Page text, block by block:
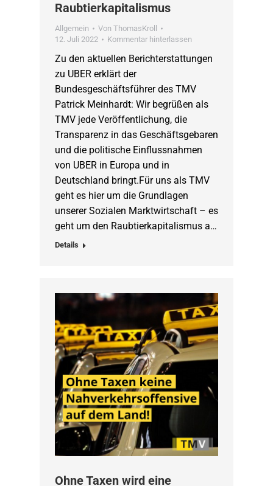
Raubtierkapitalismus
Allgemein Von ThomasKroll
12. Juli 2022
Kommentar hinterlassen
Zu den aktuellen Berichterstattungen
zu UBER erklärt der
Bundesgeschäftsführer des TMV
Patrick Meinhardt: Wir begrüßen als
TMV jede Veröffentlichung, die
Transparenz in das Geschäftsgebaren
und die politische Einflussnahmen
von UBER in Europa und in
Deutschland bringt.Für uns als TMV
geht es hier um die Grundlagen
unserer Sozialen Marktwirtschaft – es
geht um den Raubtierkapitalismus a…
Details
Ohne Taxen wird eine